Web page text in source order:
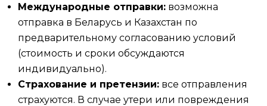
Международные отправки: возможна
отправка в Беларусь и Казахстан по
предварительному согласованию условий
(стоимость и сроки обсуждаются
индивидуально).
Страхование и претензии: все отправления
страхуются. В случае утери или повреждения